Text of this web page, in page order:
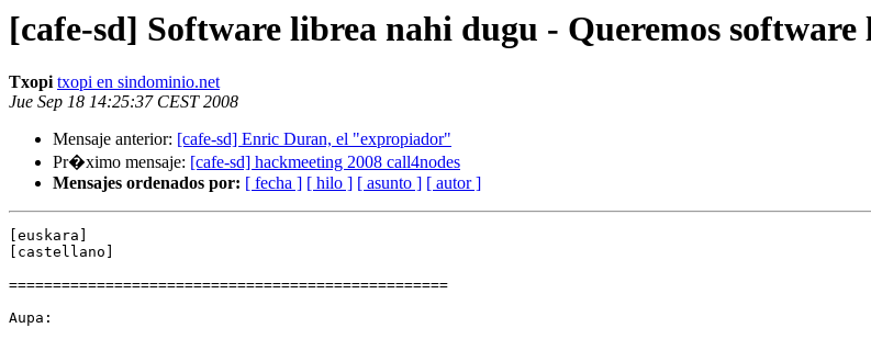
[cafe-sd] Software librea nahi dugu - Queremos software
Txopi txopi en sindominio.net
Jue Sep 18 14:25:37 CEST 2008
Mensaje anterior: [cafe-sd] Enric Duran, el "expropiador"
Pr�ximo mensaje: [cafe-sd] hackmeeting 2008 call4nodes
Mensajes ordenados por: [ fecha ] [ hilo ] [ asunto ] [ autor ]
[euskara]
[castellano]
==================================================
Aupa: